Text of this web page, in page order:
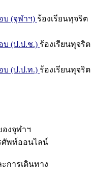
บ (จุฬาฯ) ร้องเรียนทุจริต
บ (ป.ป.ช.) ร้องเรียนทุจริต
บ (ป.ป.ท.) ร้องเรียนทุจริต
งจุฬาฯ
ศัพท์ออนไลน์
การเดินทาง